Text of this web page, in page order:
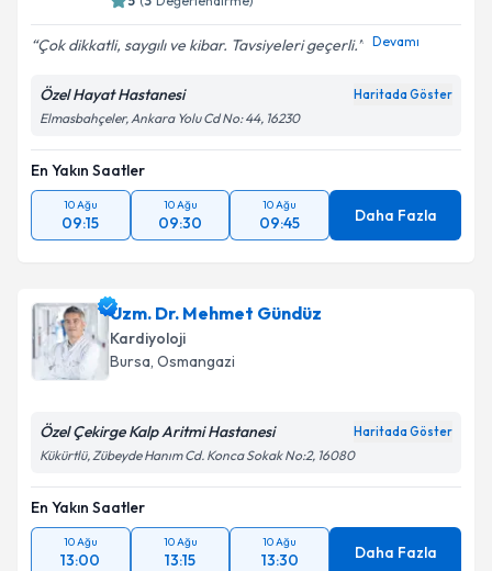
Metni'ni okudum ve kişisel verilerimin belirtilen
kapsamda işlenmesini kabul ediyorum.
Takvim Talebini Gönder
Çok dikkatli, saygılı ve kibar. Tavsiyeleri geçerli. Devamı
Özel Hayat Hastanesi Haritada Göster
Elmasbahçeler, Ankara Yolu Cd No: 44, 16230
En Yakın Saatler
10 Ağu
09:15
10 Ağu
09:30
10 Ağu
09:45 Daha Fazla
Uzm. Dr. Mehmet Gündüz
Kardiyoloji
Bursa, Osmangazi
Özel Çekirge Kalp Aritmi Hastanesi Haritada Göster
Kükürtlü, Zübeyde Hanım Cd. Konca Sokak No:2, 16080
En Yakın Saatler
10 Ağu
13:00
10 Ağu
13:15
10 Ağu
13:30 Daha Fazla